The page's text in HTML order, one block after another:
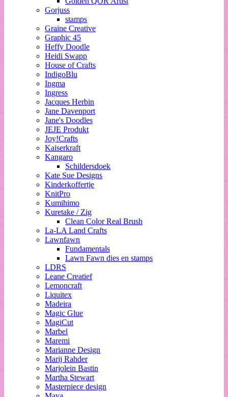
Gorjuss
stamps
Graine Creative
Graphic 45
Heffy Doodle
Heidi Swapp
House of Crafts
IndigoBlu
Ingma
Ingress
Jacques Herbin
Jane Davenport
Jane's Doodles
JEJE Produkt
Joy!Crafts
Kaiserkraft
Kangaro
Schildersdoek
Kate Sue Designs
Kinderkoffertje
KnitPro
Kumihimo
Kuretake / Zig
Clean Color Real Brush
La-LA Land Crafts
Lawnfawn
Fundamentals
Lawn Fawn dies en stamps
LDRS
Leane Creatief
Lemoncraft
Liquitex
Madeira
Magic Glue
MagiCut
Marbel
Maremi
Marianne Design
Marij Rahder
Marjolein Bastin
Martha Stewart
Masterpiece design